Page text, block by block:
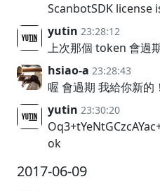
ScanbotSDK license
yutin 23:28:12
上次那個 token 會過
hsiao-a 23:28:43
喔 會過期 我給你新的！
yutin 23:30:20
ok
2017-06-09